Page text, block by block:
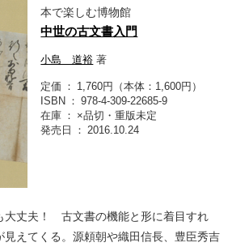
本で楽しむ博物館
中世の古文書入門
小島 道裕 著
定価
1,760円（本体：1,600円）
ISBN
978-4-309-22685-9
在庫
×品切・重版未定
発売日
2016.10.24
大丈夫！ 古文書の機能と形に着目すれ
見えてくる。源頼朝や織田信長、豊臣秀吉